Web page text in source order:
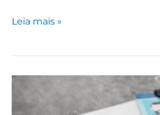
Leia mais »